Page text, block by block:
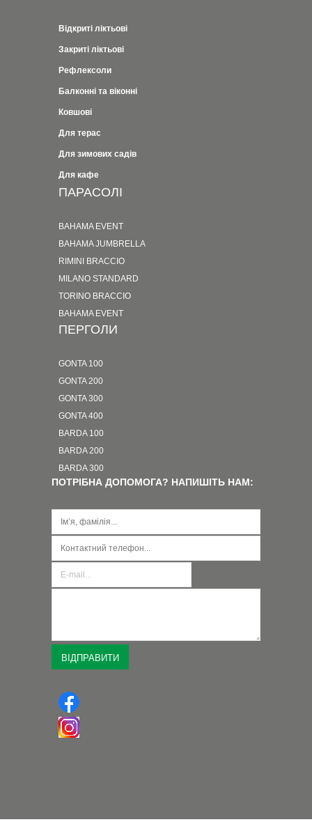
Відкриті ліктьові
Закриті ліктьові
Рефлексоли
Балконні та віконні
Ковшові
Для терас
Для зимових садів
Для кафе
ПАРАСОЛІ
BAHAMA EVENT
BAHAMA JUMBRELLA
RIMINI BRACCIO
MILANO STANDARD
TORINO BRACCIO
BAHAMA EVENT
ПЕРГОЛИ
GONTA 100
GONTA 200
GONTA 300
GONTA 400
BARDA 100
BARDA 200
BARDA 300
ПОТРІБНА ДОПОМОГА? НАПИШІТЬ НАМ: